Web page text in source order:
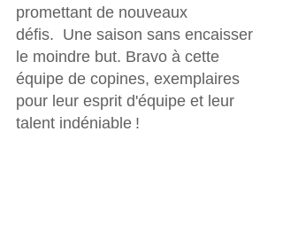
promettant de nouveaux
défis.  Une saison sans encaisser
le moindre but. Bravo à cette
équipe de copines, exemplaires
pour leur esprit d'équipe et leur
talent indéniable !